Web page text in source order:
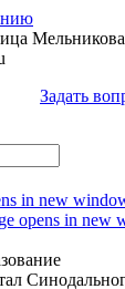
Задать
in new
opens in new